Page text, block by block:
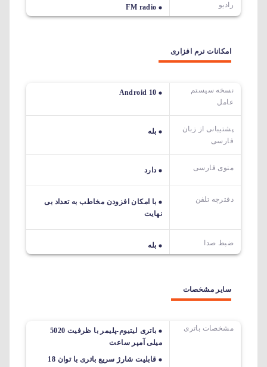
رادیو FM radio
امکانات نرم افزاری
نسخه سیستم
عامل
Android 10
پشتیبانی از زبان
فارسی
بله
منوی فارسی دارد
دفترچه تلفن
با امکان افزودن مخاطب به تعداد بی
نهایت
ضبط صدا بله
سایر مشخصات
مشخصات باتری
باتری لیتیوم-پلیمر با ظرفیت 5020
میلی آمپر ساعت
قابلیت شارژ سریع باتری با توان 18